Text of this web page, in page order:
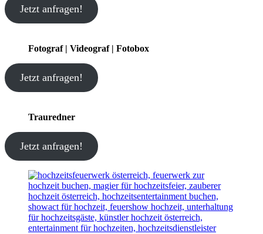
Jetzt anfragen!
Fotograf | Videograf | Fotobox
Jetzt anfragen!
Trauredner
Jetzt anfragen!